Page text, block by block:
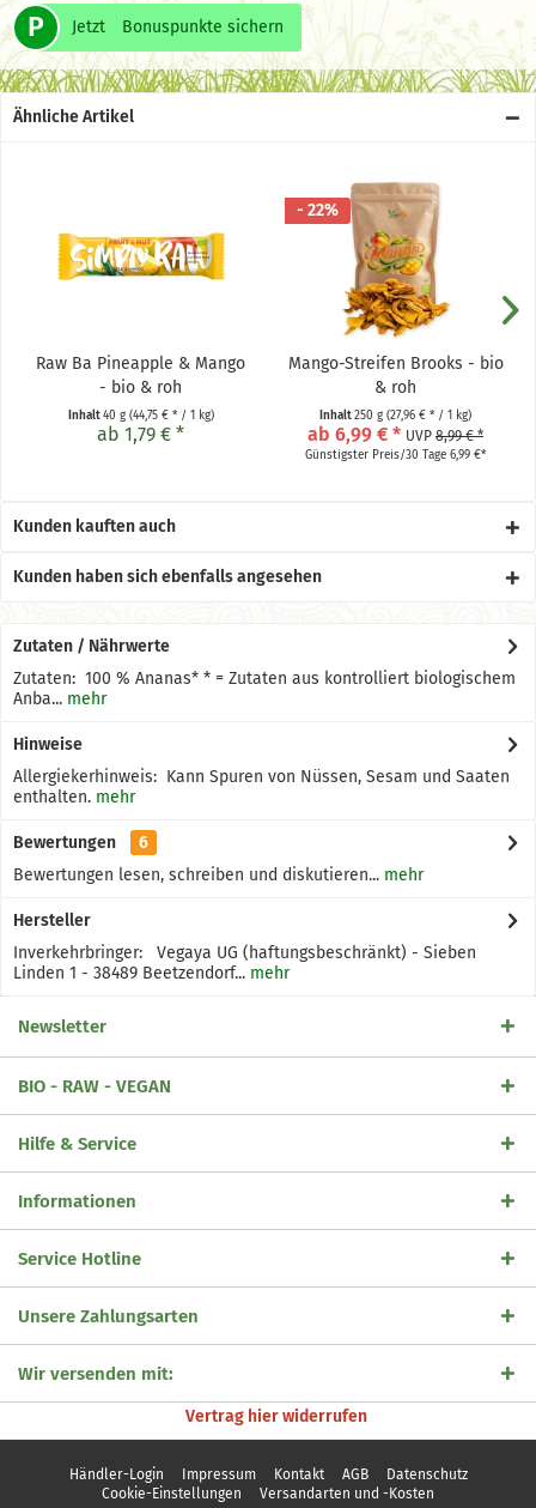
P Jetzt Bonuspunkte sichern
Ähnliche Artikel
Raw Ba Pineapple & Mango
- bio & roh
Inhalt40 g (44,75 € * / 1 kg)
ab 1,79 € *
- 22%
Mango-Streifen Brooks - bio
& roh
Inhalt250 g (27,96 € * / 1 kg)
ab 6,99 € * UVP 8,99 € *
Günstigster Preis/30 Tage 6,99 €*
Kunden kauften auch
Kunden haben sich ebenfalls angesehen
Zutaten / Nährwerte
Zutaten: 100 % Ananas* * = Zutaten aus kontrolliert biologischem
Anba... mehr
Hinweise
Allergiekerhinweis: Kann Spuren von Nüssen, Sesam und Saaten
enthalten. mehr
Bewertungen
6
Bewertungen lesen, schreiben und diskutieren... mehr
Hersteller
Inverkehrbringer: Vegaya UG (haftungsbeschränkt) - Sieben
Linden 1 - 38489 Beetzendorf... mehr
Newsletter
BIO - RAW - VEGAN
Hilfe & Service
Informationen
Service Hotline
Unsere Zahlungsarten
Wir versenden mit:
Vertrag hier widerrufen
Händler-Login Impressum Kontakt AGB
Datenschutz
Cookie-Einstellungen
Versandarten und -Kosten